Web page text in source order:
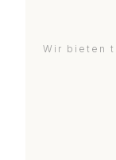
Wir bieten